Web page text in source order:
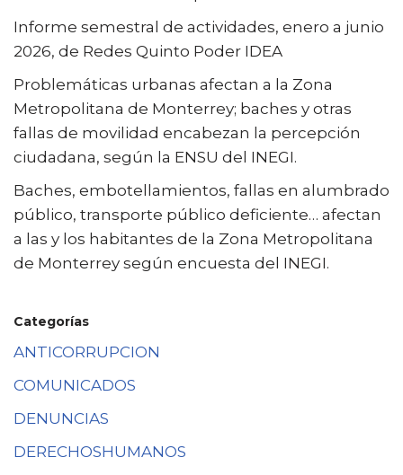
Informe semestral de actividades, enero a junio
2026, de Redes Quinto Poder IDEA
Problemáticas urbanas afectan a la Zona
Metropolitana de Monterrey; baches y otras
fallas de movilidad encabezan la percepción
ciudadana, según la ENSU del INEGI.
Baches, embotellamientos, fallas en alumbrado
público, transporte público deficiente… afectan
a las y los habitantes de la Zona Metropolitana
de Monterrey según encuesta del INEGI.
Categorías
ANTICORRUPCION
COMUNICADOS
DENUNCIAS
DERECHOSHUMANOS